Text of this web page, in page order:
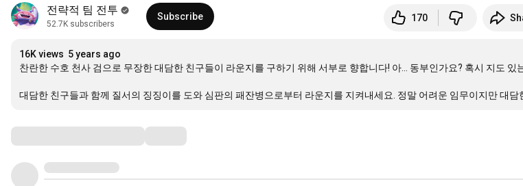
전략적 팀 전투
52.7K subscribers
Subscribe 170
16K views 5 years ago
찬란한 수호 천사 검으로 무장한 대담한 친구들이 라운지를 구하기 위해 서부로 향합니다! 아... 동부인가요? 혹시 지도 있
대담한 친구들과 함께 질서의 징징이를 도와 심판의 패잔병으로부터 라운지를 지켜내세요. 정말 어려운 임무이지만 대담